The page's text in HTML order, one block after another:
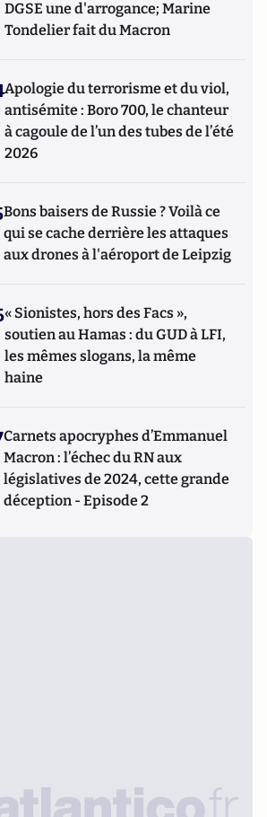
DGSE une d'arrogance; Marine
Tondelier fait du Macron
Apologie du terrorisme et du viol,
antisémite : Boro 700, le chanteur
à cagoule de l’un des tubes de l’été
2026
Bons baisers de Russie ? Voilà ce
qui se cache derrière les attaques
aux drones à l'aéroport de Leipzig
« Sionistes, hors des Facs »,
soutien au Hamas : du GUD à LFI,
les mêmes slogans, la même
haine
Carnets apocryphes d’Emmanuel
Macron : l’échec du RN aux
législatives de 2024, cette grande
déception - Episode 2